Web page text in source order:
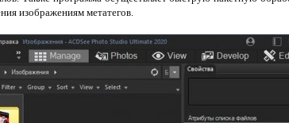
изображениям метатегов.